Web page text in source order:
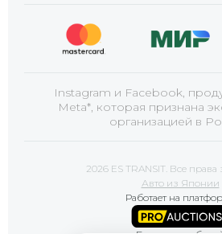
Instagram и Facebook,
Meta*, которая признана
организацией в
2026 ES TRANSIT. Все
Авто из Японии
Работает на